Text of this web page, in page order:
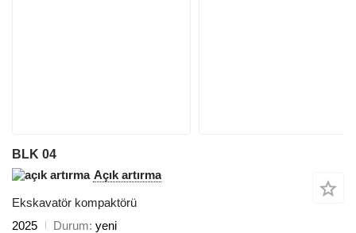
BLK 04
Açık artırma
Ekskavatör kompaktörü
2025
Durum yeni